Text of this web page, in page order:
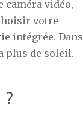
caméra vidéo,
votre
intégrée. Dans
plus de soleil.